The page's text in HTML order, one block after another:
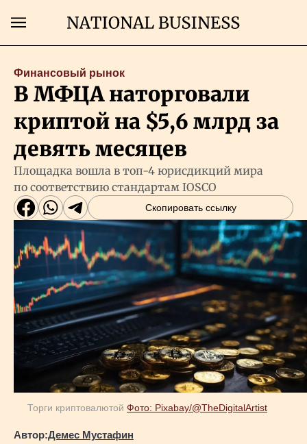
Главная
Экономика
Бизнес
Рынки
Технологии
Власть
Геополитика
Исследования
Люди
Финансовый рынок
В МФЦА наторговали
криптой на $5,6 млрд за
девять месяцев
Площадка вошла в топ-4 юрисдикций мира
по соответствию стандартам IOSCO
Скопировать ссылку
Торги криптовалютой Фото: Pixabay/@TheDigitalArtist
Автор:Демес Мустафин